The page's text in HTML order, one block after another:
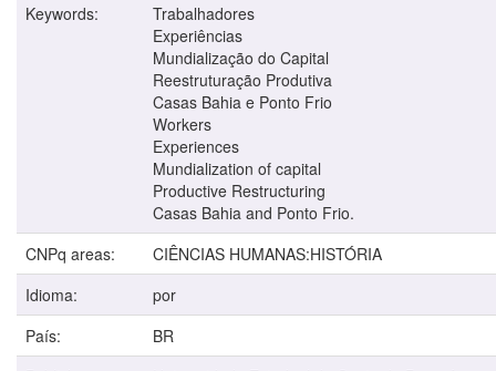
Keywords:
Trabalhadores
Experiências
Mundialização do Capital
Reestruturação Produtiva
Casas Bahia e Ponto Frio
Workers
Experiences
Mundialization of capital
Productive Restructuring
Casas Bahia and Ponto Frio.
CNPq areas:
CIÊNCIAS HUMANAS:HISTÓRIA
Idioma:
por
País:
BR